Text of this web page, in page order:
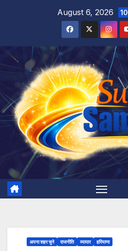
August 6, 2026
अपना शहर चुने राजनीति व्यापार हरियाणा